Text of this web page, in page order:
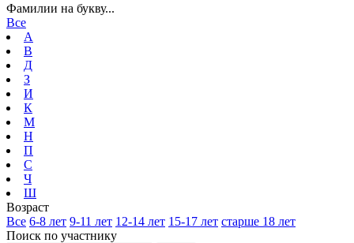
Фамилии на букву...
Все
А
В
Д
З
И
К
М
Н
П
С
Ч
Ш
Возраст
Все 6-8 лет 9-11 лет 12-14 лет 15-17 лет старше 18 лет
Поиск по участнику